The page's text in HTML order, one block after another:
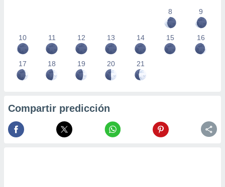
8
9
10 11 12 13 14 15 16
17 18 19 20 21
Compartir predicción